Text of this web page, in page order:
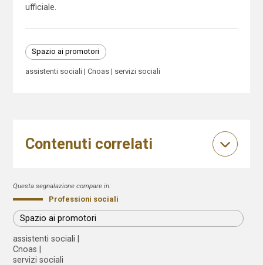
ufficiale.
Spazio ai promotori
assistenti sociali Cnoas servizi sociali
Contenuti correlati
Questa segnalazione compare in:
Professioni sociali
Spazio ai promotori
assistenti sociali
Cnoas
servizi sociali